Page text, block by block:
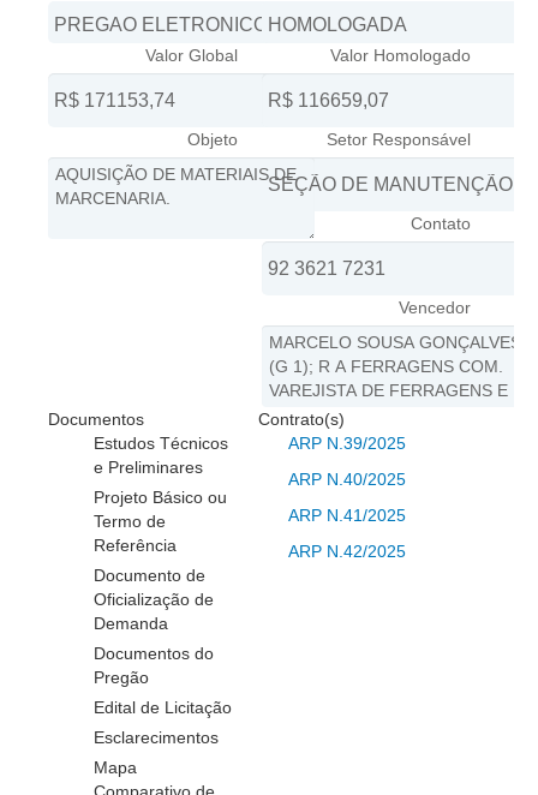
Comitês
Comitê Gestor Regional do PJe
Comitê Gestor Regional do e-Gestão e de Tabelas
Processuais Unificadas
Comitê do Datajud
Comissão de Uniformização de Jurisprudência
Comitê de Gestão de Pessoas
Comissão de Vitaliciamento
Comitê de Atenção Integral à Saúde de Magistrados e
Comitê de Segurança Permanente
Comitê de Combate ao Trabalho Infantil e de Estímulo à
Aprendizagem
Comitê de Incentivo à Participação Institucional Feminina
Comitê de Prevenção e Enfrentamento do Assédio
Moral, do Assédio Sexual e da Discriminação
Comissão Permanente de Gestão Socioambiental
Comitê Gestor do Plano de Contratações e Aquisições
Valor Global
Objeto
Valor Homologado
Setor Responsável
Contato
Vencedor
Documentos
Estudos Técnicos
e Preliminares
Projeto Básico ou
Termo de
Referência
Documento de
Oficialização de
Demanda
Documentos do
Pregão
Edital de Licitação
Esclarecimentos
Mapa
Contrato(s)
ARP N.39/2025
ARP N.40/2025
ARP N.41/2025
ARP N.42/2025